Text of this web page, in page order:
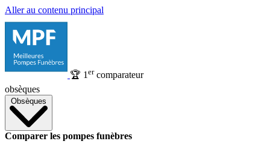
Aller au contenu principal
🏆 1 ercomparateur
obsèques
Obsèques
Comparer les pompes funèbres